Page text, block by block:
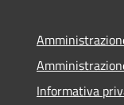
Informativa